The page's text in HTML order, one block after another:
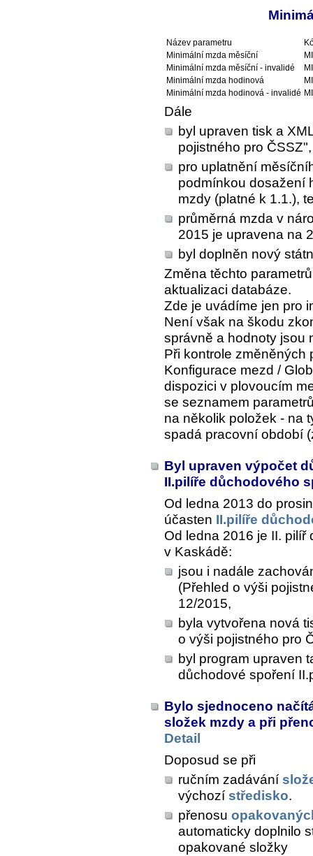
Název parametru
Minimální mzda měsíční
Minimální mzda měsíční - invalidé
Minimální mzda hodinová
Minimální mzda hodinová - invalidé
Dále
byl upraven tisk a
pojistného pro ČSSZ",
pro uplatnění
podmínkou dosažení
mzdy (platné k 1.1.),
průměrná mzda v
2015 je upravena na
byl doplněn nový
Změna těchto
aktualizaci databáze.
Zde je uvádíme jen pro
Není však na škodu
správně a hodnoty jsou
Při kontrole změněných
Konfigurace mezd /
dispozici v plovoucím
se seznamem
na několik položek - na
spadá pracovní období
Byl upraven výpočet
II.pilíře důchodového
Od ledna 2013 do
účasten II.pilíře
Od ledna 2016 je II.
v Kaskádě:
jsou i nadále
(Přehled o výši
12/2015,
byla vytvořena nová
o výši pojistného pro
byl program upraven
důchodové spoření
Bylo sjednoceno
složek mzdy a při
Detail
Doposud se při
ručním zadávání
výchozí středisko.
přenosu
automaticky doplnilo
opakované složky